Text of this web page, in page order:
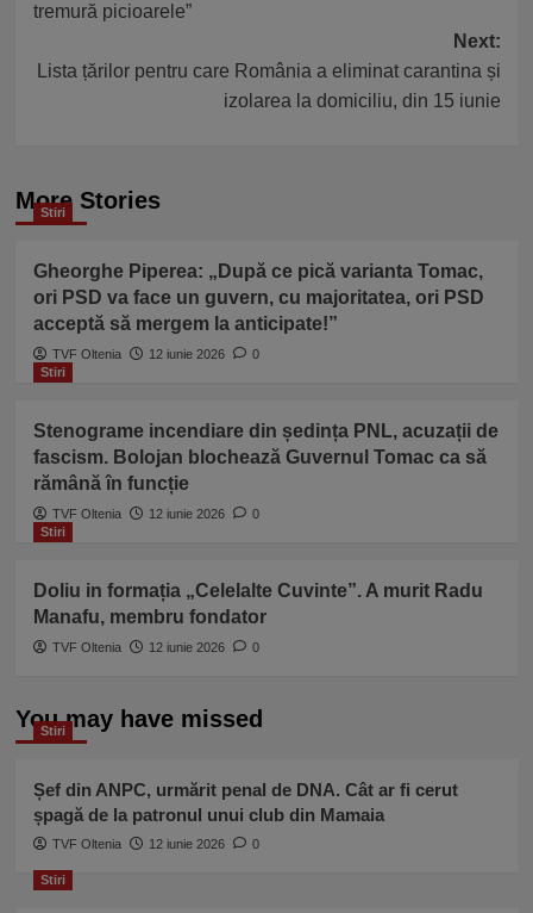
tremură picioarele”
Next:
Lista țărilor pentru care România a eliminat carantina și
izolarea la domiciliu, din 15 iunie
More Stories
Stiri
Gheorghe Piperea: „După ce pică varianta Tomac,
ori PSD va face un guvern, cu majoritatea, ori PSD
acceptă să mergem la anticipate!”
TVF Oltenia 12 iunie 2026
0
Stiri
Stenograme incendiare din ședința PNL, acuzații de
fascism. Bolojan blochează Guvernul Tomac ca să
rămână în funcție
TVF Oltenia 12 iunie 2026
0
Stiri
Doliu in formația „Celelalte Cuvinte”. A murit Radu
Manafu, membru fondator
TVF Oltenia 12 iunie 2026 0
You may have missed
Stiri
Șef din ANPC, urmărit penal de DNA. Cât ar fi cerut
șpagă de la patronul unui club din Mamaia
TVF Oltenia 12 iunie 2026 0
Stiri